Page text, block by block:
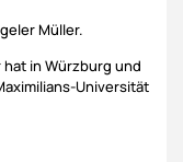
Müller.
in Würzburg und
Universität